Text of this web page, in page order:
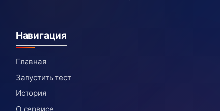
Навигация
Главная
Запустить тест
История
О сервисе